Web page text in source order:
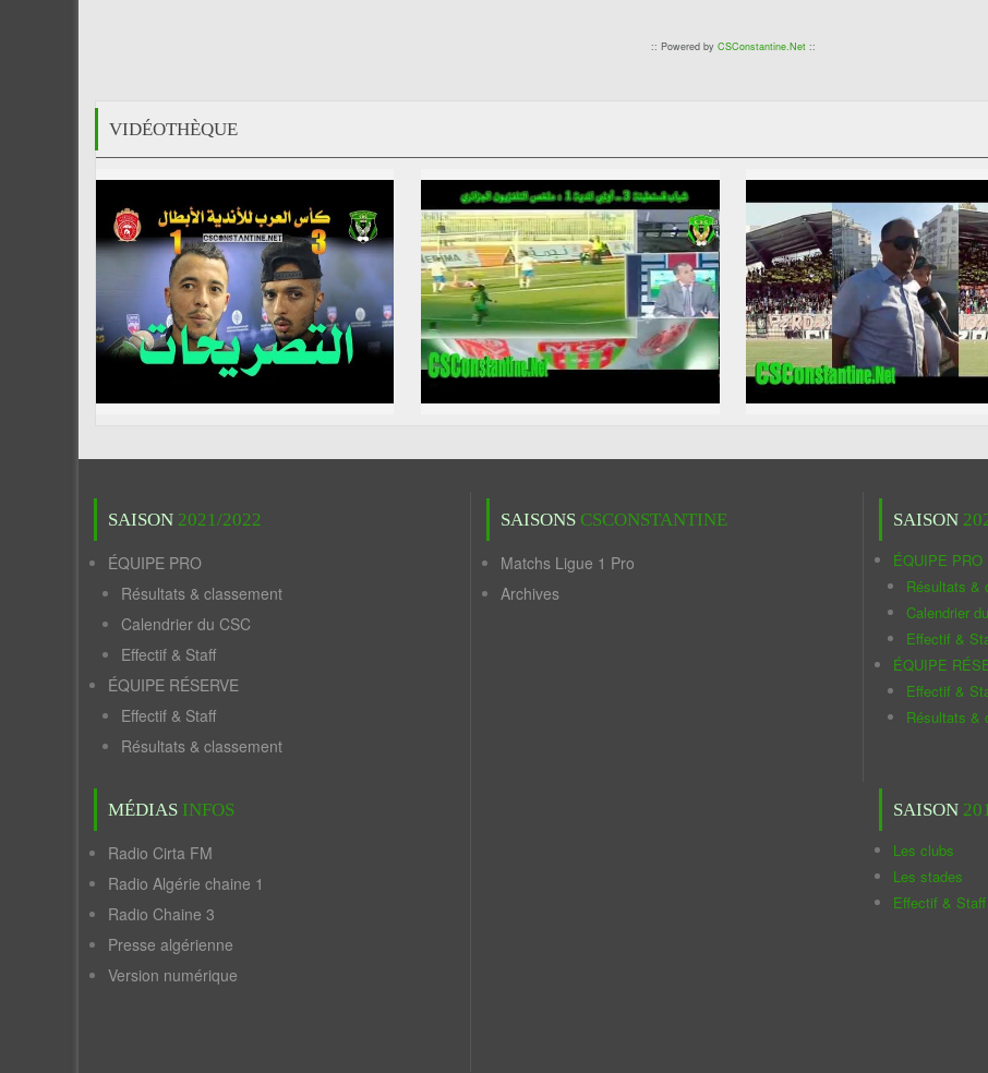
:: Powered by CSConstantine.Net::
VIDÉOTHÈQUE
SAISON 2021/2022
ÉQUIPE PRO
Résultats & classement
Calendrier du CSC
Effectif & Staff
ÉQUIPE RÉSERVE
Effectif & Staff
Résultats & classement
MÉDIAS INFOS
Radio Cirta FM
Radio Algérie chaine 1
Radio Chaine 3
Presse algérienne
Version numérique
SAISONS CSCONSTANTINE
Matchs Ligue 1 Pro
Archives
SAISON
ÉQUIPE PRO
Résultats &
Calendrier
Effectif &
ÉQUIPE
Effectif &
Résultats &
SAISON
Les clubs
Les stades
Effectif &